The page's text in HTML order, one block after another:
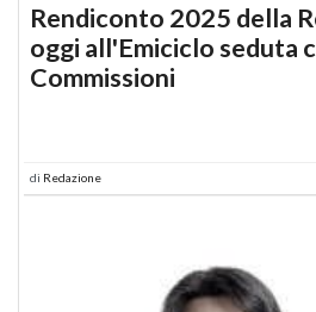
Rendiconto 2025 della
oggi all'Emiciclo seduta
Commissioni
di Redazione